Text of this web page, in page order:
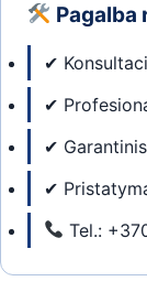
Pagalba
✔
✔
✔
✔
Tel.: